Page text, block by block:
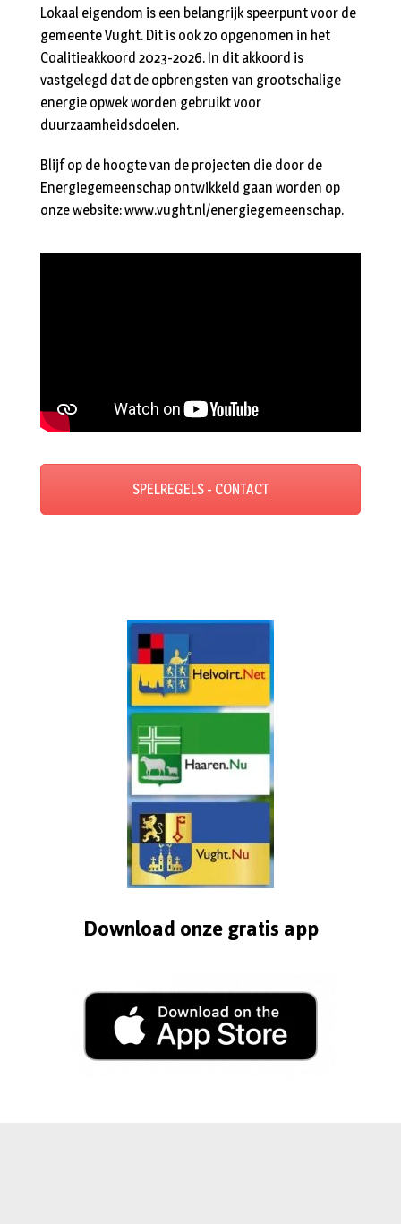
Lokaal eigendom is een belangrijk speerpunt voor de
gemeente Vught. Dit is ook zo opgenomen in het
Coalitieakkoord 2023-2026. In dit akkoord is
vastgelegd dat de opbrengsten van grootschalige
energie opwek worden gebruikt voor
duurzaamheidsdoelen.
Blijf op de hoogte van de projecten die door de
Energiegemeenschap ontwikkeld gaan worden op
onze website: www.vught.nl/energiegemeenschap.
SPELREGELS - CONTACT
Download onze gratis app